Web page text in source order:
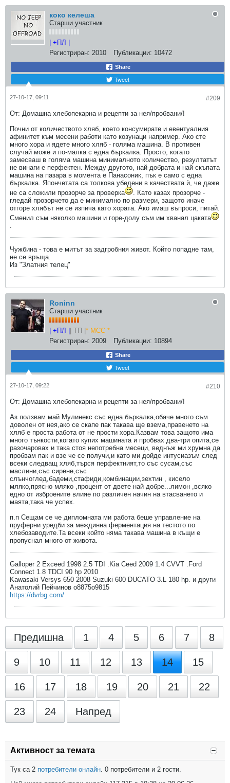
коко келеша
Старши участник
| +ПЛ |
Регистриран: 2010 Публикации: 10472
Share
Tweet
#209
27-10-17, 09:11
От: Домашна хлебопекарна и рецепти за нея/пробвани/!
Почни от количеството хляб, което консумирате и евентуалния
афинитет към месени работи като козунаци например. Ако сте
много хора и ядете много хляб - голяма машина. В противен
случай може и по-малка с една бъркалка. Просто, когато
замесваш в голяма машина минималното количество, резултатът
не винаги е перфектен. Между другото, най-добрата и най-скъпата
машина на пазара в момента е Панасоник, пък е само с една
бъркалка. Япончетата са толкова убедени в качествата ѝ, че даже
не са сложили прозорче за проверка
. Като казах прозорче -
гледай прозорчето да е минимално по размери, защото иначе
отгоре хлябът не се изпича като хората. Ако имаш въпроси, питай.
Сменил съм няколко машини и горе-долу съм им хванал цаката
Чужбина - това е митът за задгробния живот. Който попадне там,
не се връща.
Из "Златния телец"
Roninn
Старши участник
| +ПЛ | | ТП | * МСС *
Регистриран: 2009 Публикации: 10894
Share
Tweet
#210
27-10-17, 09:22
От: Домашна хлебопекарна и рецепти за нея/пробвани/!
Аз ползвам май Мулинекс със една бъркалка,обаче много съм
доволен от нея,ако се скапе пак такава ще взема,правенето на
хляб е проста работа от не прости хора.Казвам това защото има
много тънкости,когато купих машината и пробвах два-три опита,се
разочаровах и така стоя непотребна месеци, веднъж ми хрумна да
пробвам пак и взе че се получи,и като ми дойде интусиазъм след
всеки следващ хляб,търся перфектният,то със сусам,със
маслини,със сирене,със
слънчоглед,бадеми,стафиди,комбинации,зехтин , кисело
мляко,прясно мляко ,процент от двете най добре...лимон ,всяко
едно от изброените влияе по различен начин на втасването и
маята,така че успех.
п.п Сещам се че дипломната ми работа беше управление на
пруферни уредби за междинна ферментация на тестото по
хлебозаводите.Та всеки който няма такава машина в къщи е
пропуснал много от живота.
Galloper 2 Exceed 1998 2.5 TDI .Kia Ceed 2009 1.4 CVVT .Ford
Connect 1.8 TDCI 90 hp 2010
Kawasaki Versys 650 2008 Suzuki 600 DUCATO 3.L 180 hp. и други
Анатолий Пейчинов o8875о9815
https://dvrbg.com/
Предишна 1 4 5 6 7 8
9 10 11 12 13 14 15
16 17 18 19 20 21 22
23 24 Напред
Активност за темата
Тук са 2 потребители онлайн . 0 потребители и 2 гости.